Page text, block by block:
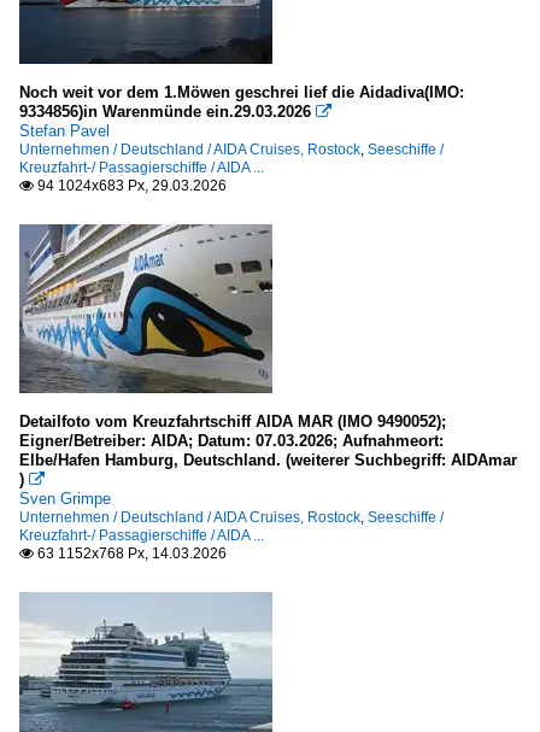
Noch weit vor dem 1.Möwen geschrei lief die Aidadiva(IMO:
9334856)in Warenmünde ein.29.03.2026 
Stefan Pavel
Unternehmen / Deutschland / AIDA Cruises, Rostock Seeschiffe /
Kreuzfahrt-/ Passagierschiffe / AIDA ...
 94 1024x683 Px, 29.03.2026
Detailfoto vom Kreuzfahrtschiff AIDA MAR (IMO 9490052);
Eigner/Betreiber: AIDA; Datum: 07.03.2026; Aufnahmeort:
Elbe/Hafen Hamburg, Deutschland. (weiterer Suchbegriff: AIDAmar
) 
Sven Grimpe
Unternehmen / Deutschland / AIDA Cruises, Rostock Seeschiffe /
Kreuzfahrt-/ Passagierschiffe / AIDA ...
 63 1152x768 Px, 14.03.2026